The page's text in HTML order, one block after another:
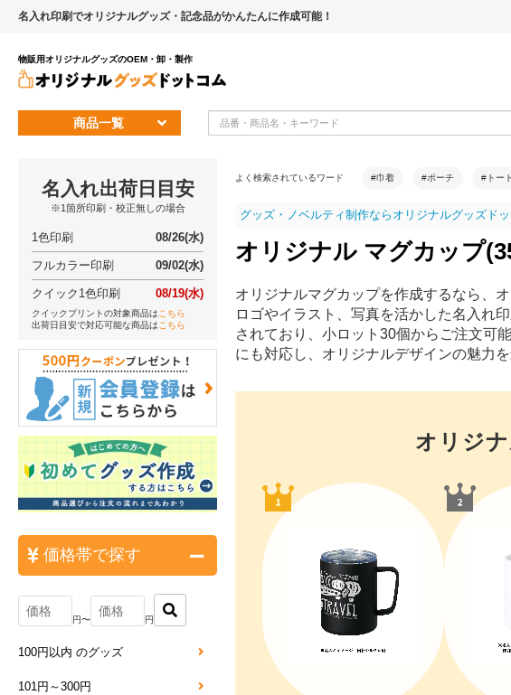
名入れ印刷でオリジナルグッズ・記念品がかんたんに作成可能！
物販用オリジナルグッズのOEM・卸・製作
商品一覧
よく検索されているワード #巾着 #ポーチ #トー
グッズ・ノベルティ制作ならオリジナルグッズド
オリジナル マグカップ
オリジナルマグカップを作成するなら、
ロゴやイラスト、写真を活かした名入れ
されており、小ロット30個からご注文可
にも対応し、オリジナルデザインの魅力
オリジ
名入れ出荷日目安
※1箇所印刷・校正無しの場合
1色印刷 08/26(水)
フルカラー印刷 09/02(水)
クイック1色印刷 08/19(水)
クイックプリントの対象商品は こちら
出荷日目安で対応可能な商品は こちら
価格帯で探す
円〜 円
100円以内 のグッズ
101円～300円